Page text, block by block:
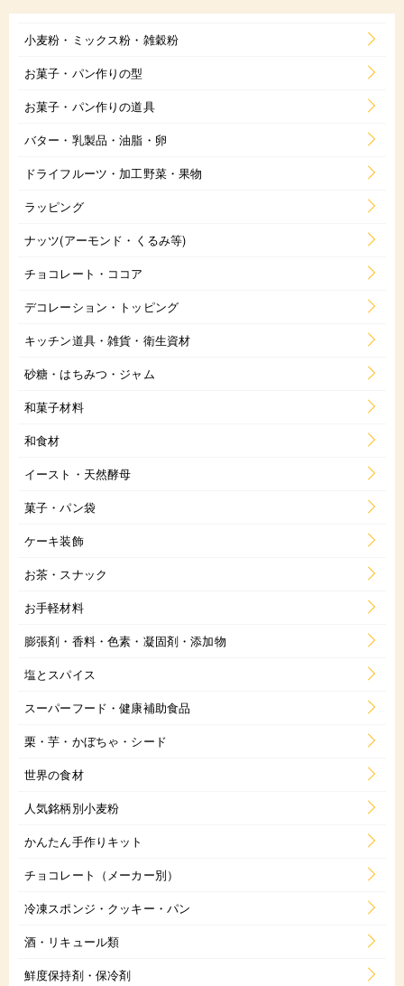
小麦粉・ミックス粉・雑穀粉
お菓子・パン作りの型
お菓子・パン作りの道具
バター・乳製品・油脂・卵
ドライフルーツ・加工野菜・果物
ラッピング
ナッツ(アーモンド・くるみ等)
チョコレート・ココア
デコレーション・トッピング
キッチン道具・雑貨・衛生資材
砂糖・はちみつ・ジャム
和菓子材料
和食材
イースト・天然酵母
菓子・パン袋
ケーキ装飾
お茶・スナック
お手軽材料
膨張剤・香料・色素・凝固剤・添加物
塩とスパイス
スーパーフード・健康補助食品
栗・芋・かぼちゃ・シード
世界の食材
人気銘柄別小麦粉
かんたん手作りキット
チョコレート（メーカー別）
冷凍スポンジ・クッキー・パン
酒・リキュール類
鮮度保持剤・保冷剤